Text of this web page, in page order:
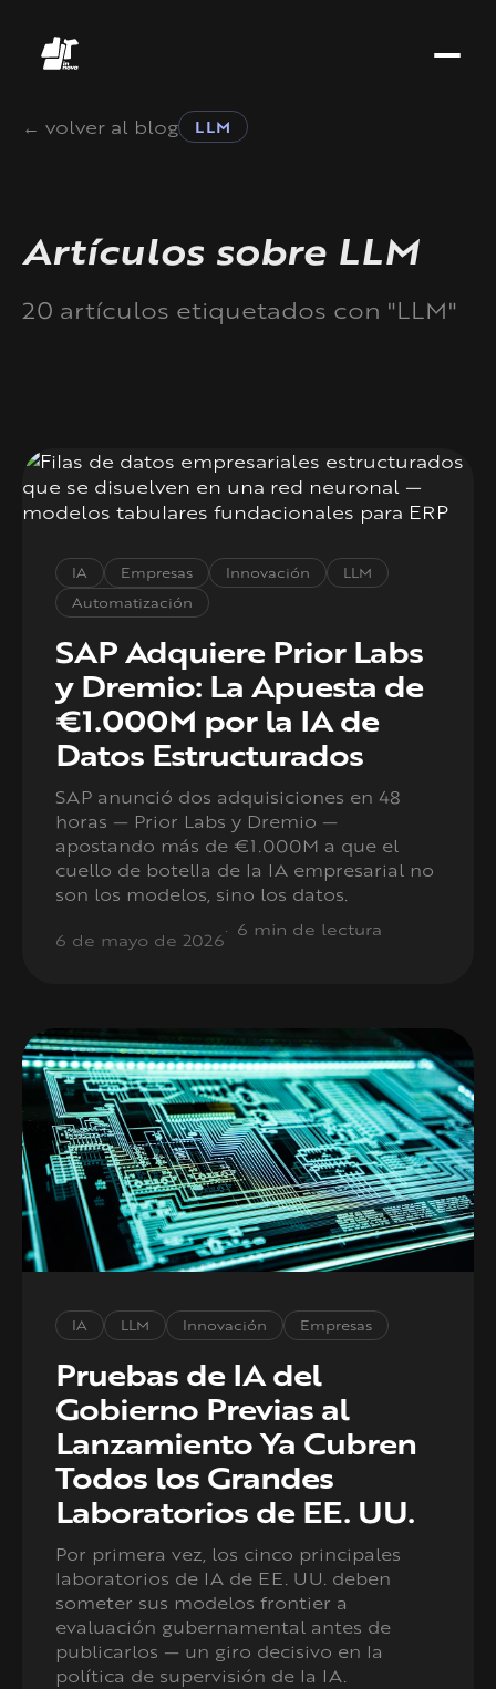
← volver al blog LLM
Artículos sobre LLM
20 artículos etiquetados con "LLM"
IA Empresas Innovación
LLM
Automatización
SAP Adquiere Prior Labs
y Dremio: La Apuesta de
€1.000M por la IA de
Datos Estructurados
SAP anunció dos adquisiciones en 48
horas — Prior Labs y Dremio —
apostando más de €1.000M a que el
cuello de botella de la IA empresarial no
son los modelos, sino los datos.
6 de mayo de 2026
6 min de lectura
IA LLM Innovación Empresas
Pruebas de IA del
Gobierno Previas al
Lanzamiento Ya Cubren
Todos los Grandes
Laboratorios de EE. UU.
Por primera vez, los cinco principales
laboratorios de IA de EE. UU. deben
someter sus modelos frontier a
evaluación gubernamental antes de
publicarlos — un giro decisivo en la
política de supervisión de la IA.